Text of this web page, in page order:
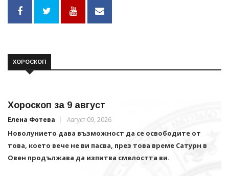
ХОРОСКОП
Хороскоп за 9 август
Елена Фотева Август 09, 2026
Новолунието дава възможност да се освободите от
това, което вече не ви пасва, през това време Сатурн в
Овен продължава да изпитва смелостта ви.